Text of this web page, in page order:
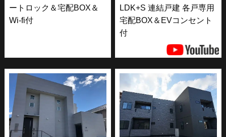
ートロック＆宅配BOX＆
Wi-fi付
LDK+S 連結戸建 各戸専用
宅配BOX＆EVコンセント
付